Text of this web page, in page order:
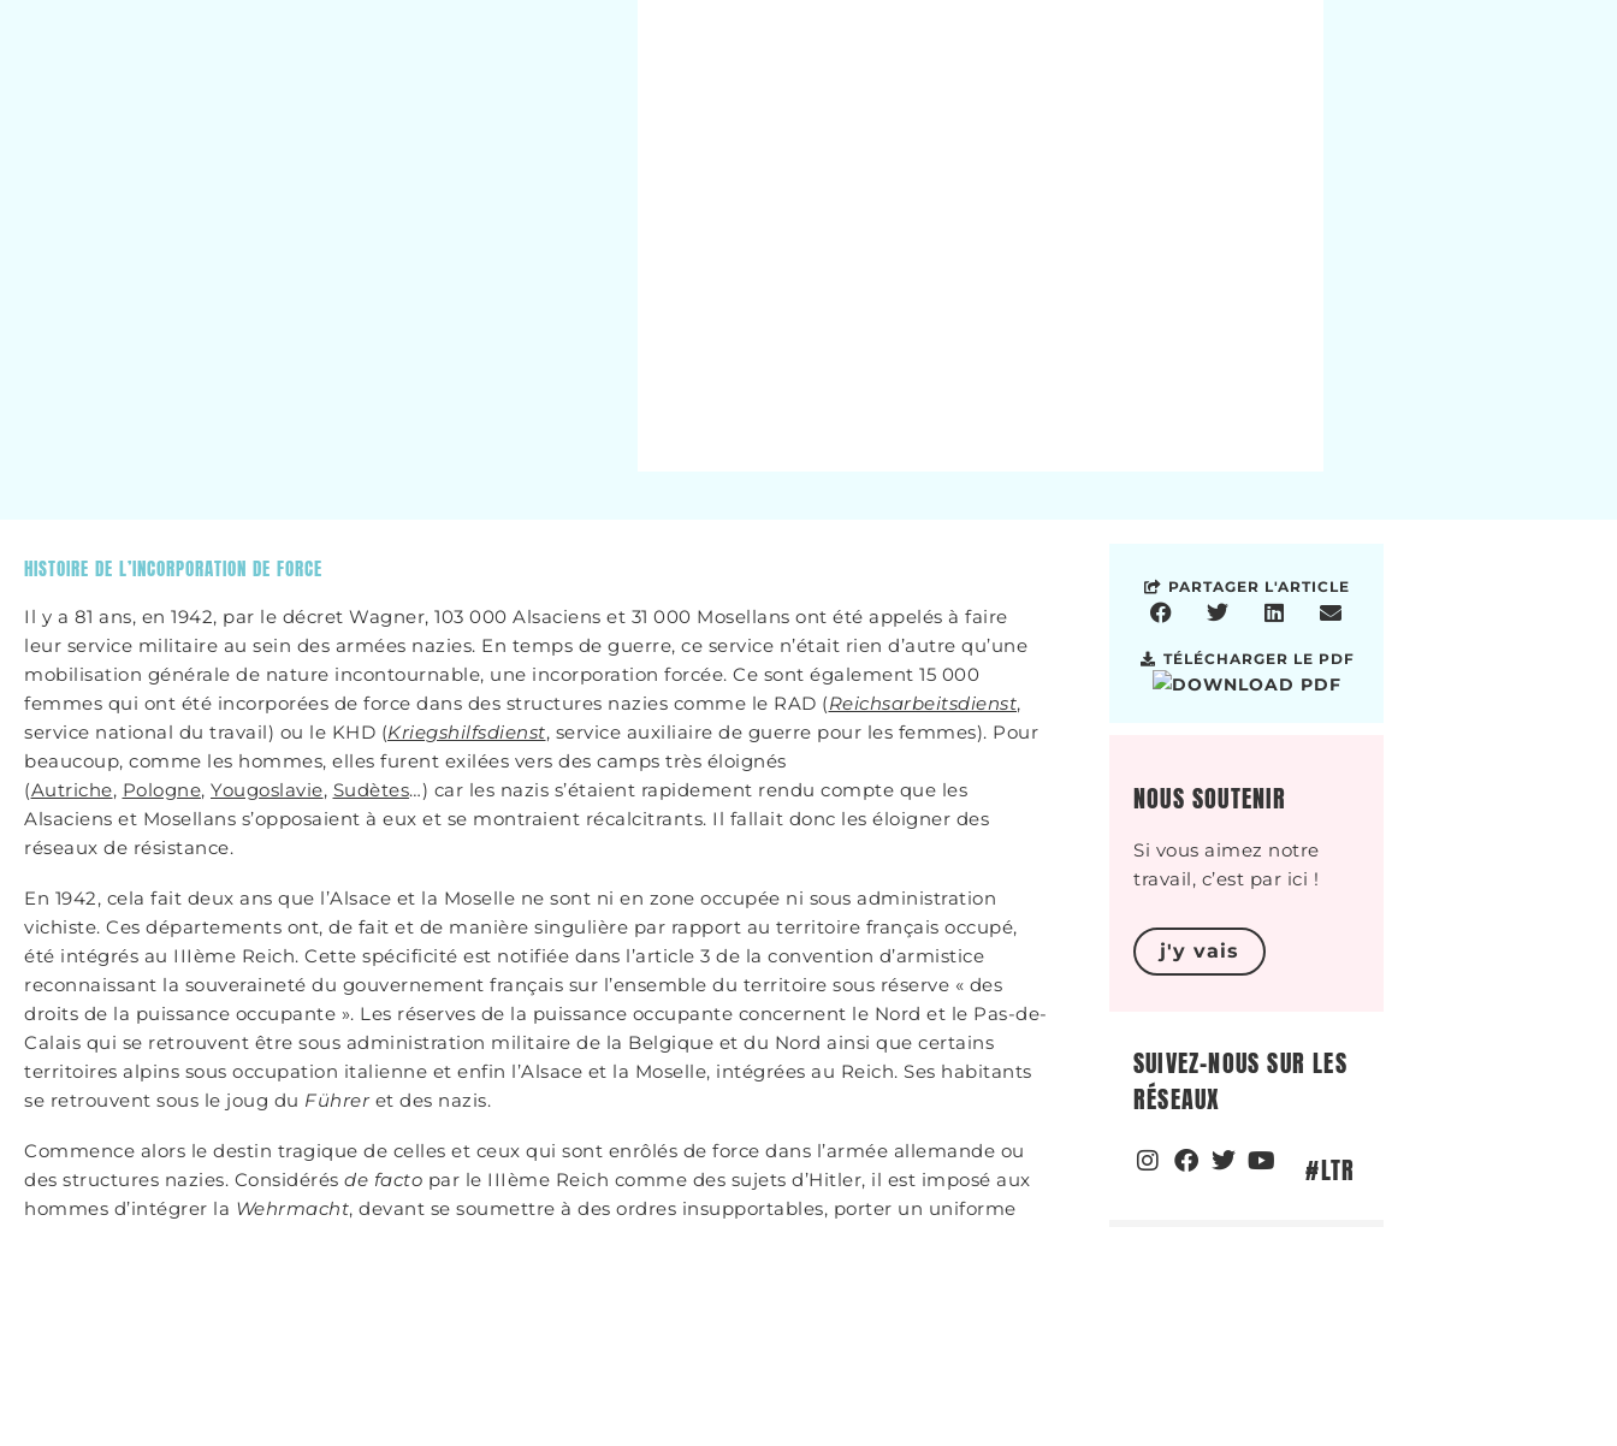
HISTOIRE DE L’INCORPORATION DE FORCE
Il y a 81 ans, en 1942, par le décret Wagner, 103 000 Alsaciens et 31 000 Mosellans ont été appelés à faire
leur service militaire au sein des armées nazies. En temps de guerre, ce service n’était rien d’autre qu’une
mobilisation générale de nature incontournable, une incorporation forcée. Ce sont également 15 000
femmes qui ont été incorporées de force dans des structures nazies comme le RAD (Reichsarbeitsdienst,
service national du travail) ou le KHD (Kriegshilfsdienst, service auxiliaire de guerre pour les femmes). Pour
beaucoup, comme les hommes, elles furent exilées vers des camps très éloignés
(Autriche, Pologne, Yougoslavie, Sudètes…) car les nazis s’étaient rapidement rendu compte que les
Alsaciens et Mosellans s’opposaient à eux et se montraient récalcitrants. Il fallait donc les éloigner des
réseaux de résistance.
En 1942, cela fait deux ans que l’Alsace et la Moselle ne sont ni en zone occupée ni sous administration
vichiste. Ces départements ont, de fait et de manière singulière par rapport au territoire français occupé,
été intégrés au IIIème Reich. Cette spécificité est notifiée dans l’article 3 de la convention d’armistice
reconnaissant la souveraineté du gouvernement français sur l’ensemble du territoire sous réserve « des
droits de la puissance occupante ». Les réserves de la puissance occupante concernent le Nord et le Pas-de-
Calais qui se retrouvent être sous administration militaire de la Belgique et du Nord ainsi que certains
territoires alpins sous occupation italienne et enfin l’Alsace et la Moselle, intégrées au Reich. Ses habitants
se retrouvent sous le joug du Führeret des nazis.
Commence alors le destin tragique de celles et ceux qui sont enrôlés de force dans l’armée allemande ou
des structures nazies. Considérés de facto par le IIIème Reich comme des sujets d’Hitler, il est imposé aux
hommes d’intégrer la Wehrmacht, devant se soumettre à des ordres insupportables, porter un uniforme
PARTAGER L'ARTICLE
TÉLÉCHARGER LE PDF
NOUS SOUTENIR
Si vous aimez notre
travail, c’est par ici !
j'y vais
SUIVEZ-NOUS SUR LES
RÉSEAUX
#LTR